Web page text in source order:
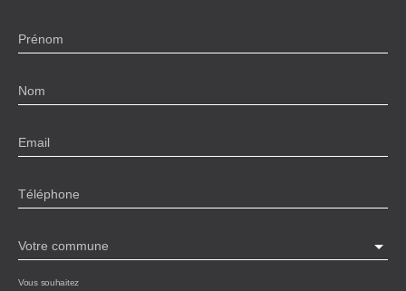
Prénom
Nom
Email
Téléphone
Votre commune
Vous souhaitez